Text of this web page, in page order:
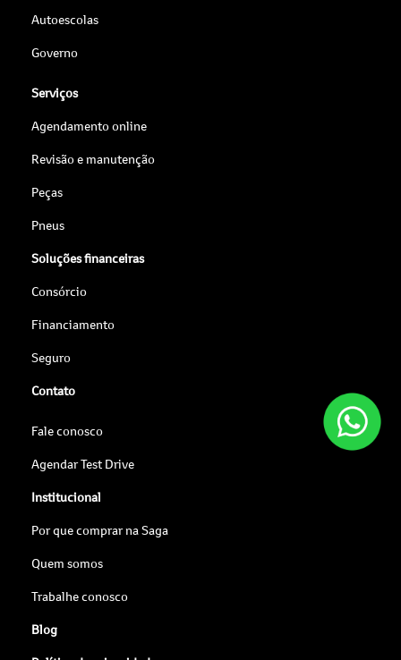
Autoescolas
Governo
Serviços
Agendamento online
Revisão e manutenção
Peças
Pneus
Soluções financeiras
Consórcio
Financiamento
Seguro
Contato
Fale conosco
Agendar Test Drive
Institucional
Por que comprar na Saga
Quem somos
Trabalhe conosco
Blog